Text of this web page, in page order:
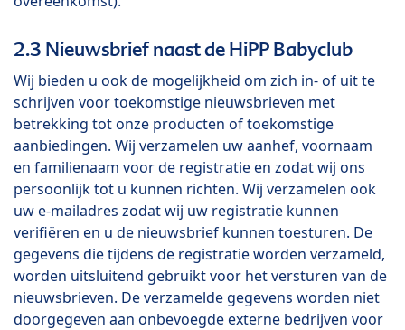
2.3 Nieuwsbrief naast de HiPP Babyclub
Wij bieden u ook de mogelijkheid om zich in- of uit te
schrijven voor toekomstige nieuwsbrieven met
betrekking tot onze producten of toekomstige
aanbiedingen. Wij verzamelen uw aanhef, voornaam
en familienaam voor de registratie en zodat wij ons
persoonlijk tot u kunnen richten. Wij verzamelen ook
uw e-mailadres zodat wij uw registratie kunnen
verifiëren en u de nieuwsbrief kunnen toesturen. De
gegevens die tijdens de registratie worden verzameld,
worden uitsluitend gebruikt voor het versturen van de
nieuwsbrieven. De verzamelde gegevens worden niet
doorgegeven aan onbevoegde externe bedrijven voor